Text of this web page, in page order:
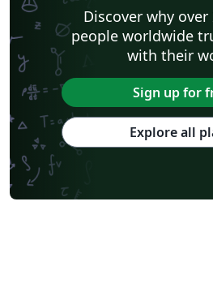
Discover why
people worldwide
with their
Sign up for
Explore all